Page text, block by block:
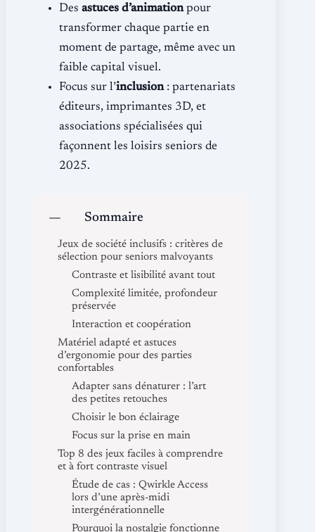
Des astuces d’animationpour
transformer chaque partie en
moment de partage, même avec un
faible capital visuel.
Focus sur l’inclusion: partenariats
éditeurs, imprimantes 3D, et
associations spécialisées qui
façonnent les loisirs seniors de
2025.
Sommaire
Jeux de société inclusifs : critères de
sélection pour seniors malvoyants
Contraste et lisibilité avant tout
Complexité limitée, profondeur
préservée
Interaction et coopération
Matériel adapté et astuces
d’ergonomie pour des parties
confortables
Adapter sans dénaturer : l’art
des petites retouches
Choisir le bon éclairage
Focus sur la prise en main
Top 8 des jeux faciles à comprendre
et à fort contraste visuel
Étude de cas : Qwirkle Access
lors d’une après-midi
intergénérationnelle
Pourquoi la nostalgie fonctionne